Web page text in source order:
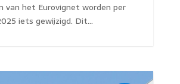
van het Eurovignet worden per
iets gewijzigd. Dit...